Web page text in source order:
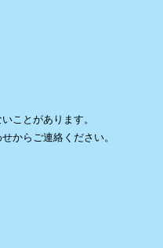
ことがあります。
からご連絡ください。